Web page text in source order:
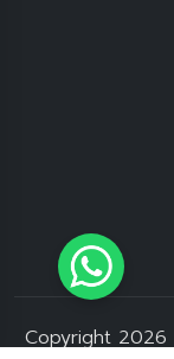
Copyright 2026